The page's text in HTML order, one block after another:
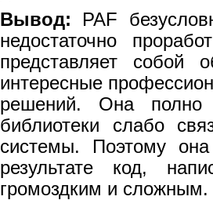
Вывод: PAF
недостаточно
представляет собой
интересные
решений. Она
библиотеки слабо
системы. Поэтому
результате код,
громоздким и сложным.